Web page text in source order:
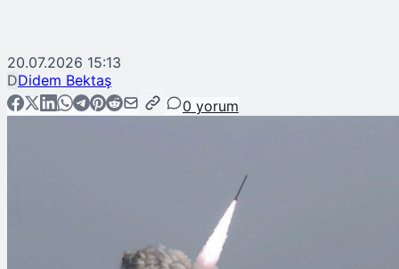
20.07.2026 15:13
DDidem Bektaş
0 yorum